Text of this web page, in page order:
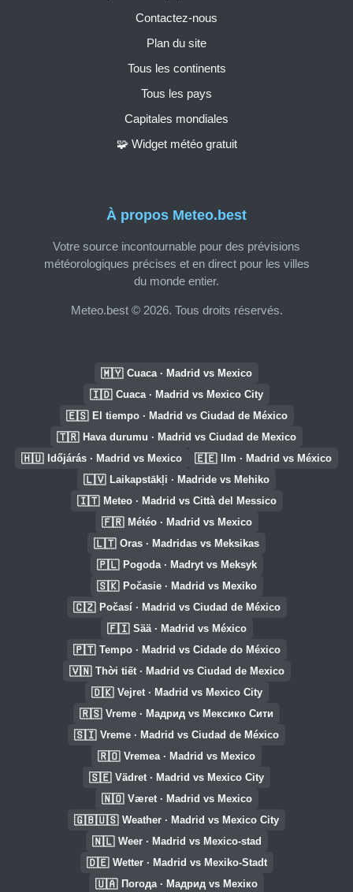
À propos Meteo.best
Votre source incontournable pour des prévisions
météorologiques précises et en direct pour les villes
du monde entier.
Meteo.best © 2026. Tous droits réservés.
Contactez-nous
Plan du site
Tous les continents
Tous les pays
Capitales mondiales
🧩 Widget météo gratuit
🇲🇾 Cuaca · Madrid vs Mexico
🇮🇩 Cuaca · Madrid vs Mexico City
🇪🇸 El tiempo · Madrid vs Ciudad de México
🇹🇷 Hava durumu · Madrid vs Ciudad de Mexico
🇭🇺 Időjárás · Madrid vs Mexico 🇪🇪 Ilm · Madrid vs México
🇱🇻 Laikapstākļi · Madride vs Mehiko
🇮🇹 Meteo · Madrid vs Città del Messico
🇫🇷 Météo · Madrid vs Mexico
🇱🇹 Oras · Madridas vs Meksikas
🇵🇱 Pogoda · Madryt vs Meksyk
🇸🇰 Počasie · Madrid vs Mexiko
🇨🇿 Počasí · Madrid vs Ciudad de México
🇫🇮 Sää · Madrid vs México
🇵🇹 Tempo · Madrid vs Cidade do México
🇻🇳 Thời tiết · Madrid vs Ciudad de Mexico
🇩🇰 Vejret · Madrid vs Mexico City
🇷🇸 Vreme · Мадрид vs Мексико Сити
🇸🇮 Vreme · Madrid vs Ciudad de México
🇷🇴 Vremea · Madrid vs Mexico
🇸🇪 Vädret · Madrid vs Mexico City
🇳🇴 Været · Madrid vs Mexico
🇬🇧🇺🇸 Weather · Madrid vs Mexico City
🇳🇱 Weer · Madrid vs Mexico-stad
🇩🇪 Wetter · Madrid vs Mexiko-Stadt
🇺🇦 Погода · Мадрид vs Мехіко